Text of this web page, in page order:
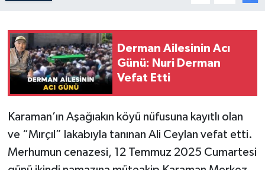
Derman Ailesinin Acı
Günü: Nuri Derman
Vefat Etti
Karaman’ın Aşağıakın köyü nüfusuna kayıtlı olan
ve “Mırçıl” lakabıyla tanınan Ali Ceylan vefat etti.
Merhumun cenazesi, 12 Temmuz 2025 Cumartesi